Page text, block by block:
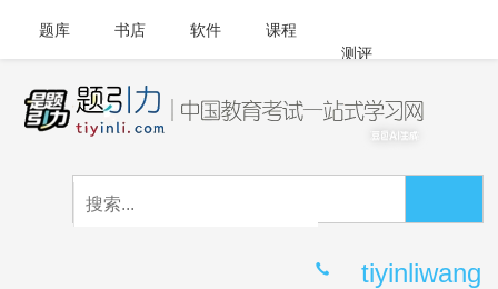
题库 书店 软件
课程
测评
APP下载
tiyinliwang